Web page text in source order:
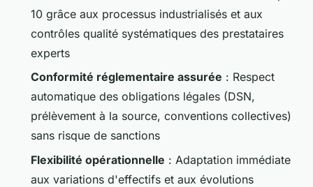
10 grâce aux processus industrialisés et aux
contrôles qualité systématiques des prestataires
experts
Conformité réglementaire assurée : Respect
automatique des obligations légales (DSN,
prélèvement à la source, conventions collectives)
sans risque de sanctions
Flexibilité opérationnelle : Adaptation immédiate
aux variations d'effectifs et aux évolutions